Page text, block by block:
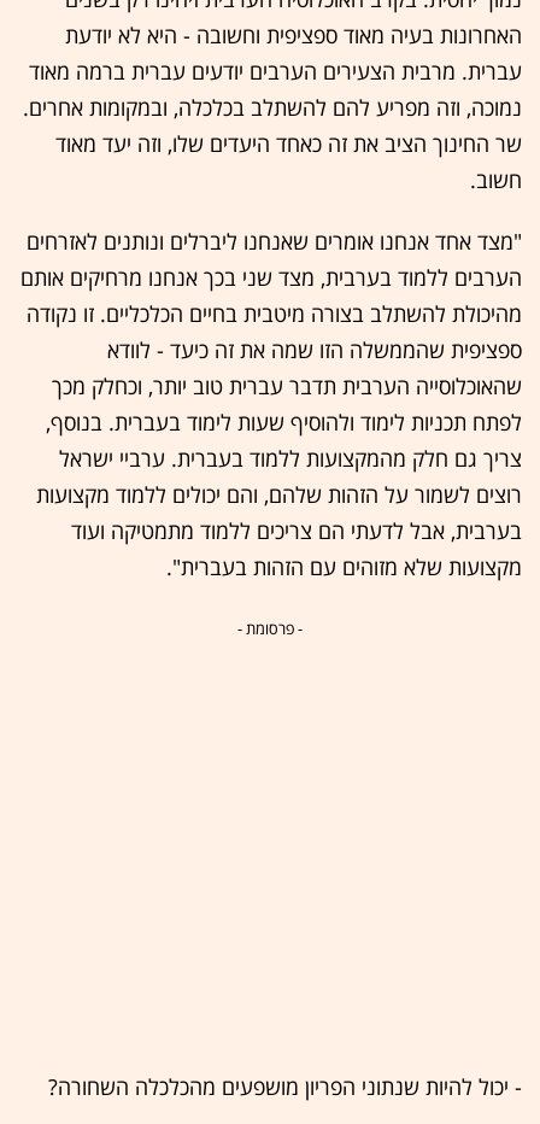
האחרונות בעיה מאוד ספציפית וחשובה - היא לא יודעת
עברית. מרבית הצעירים הערבים יודעים עברית ברמה מאוד
נמוכה, וזה מפריע להם להשתלב בכלכלה, ובמקומות אחרים.
שר החינוך הציב את זה כאחד היעדים שלו, וזה יעד מאוד
חשוב.
"מצד אחד אנחנו אומרים שאנחנו ליברלים ונותנים לאזרחים
הערבים ללמוד בערבית, מצד שני בכך אנחנו מרחיקים אותם
מהיכולת להשתלב בצורה מיטבית בחיים הכלכליים. זו נקודה
ספציפית שהממשלה הזו שמה את זה כיעד - לוודא
שהאוכלוסייה הערבית תדבר עברית טוב יותר, וכחלק מכך
לפתח תכניות לימוד ולהוסיף שעות לימוד בעברית. בנוסף,
צריך גם חלק מהמקצועות ללמוד בעברית. ערביי ישראל
רוצים לשמור על הזהות שלהם, והם יכולים ללמוד מקצועות
בערבית, אבל לדעתי הם צריכים ללמוד מתמטיקה ועוד
מקצועות שלא מזוהים עם הזהות בעברית".
- פרסומת -
- יכול להיות שנתוני הפריון מושפעים מהכלכלה השחורה?